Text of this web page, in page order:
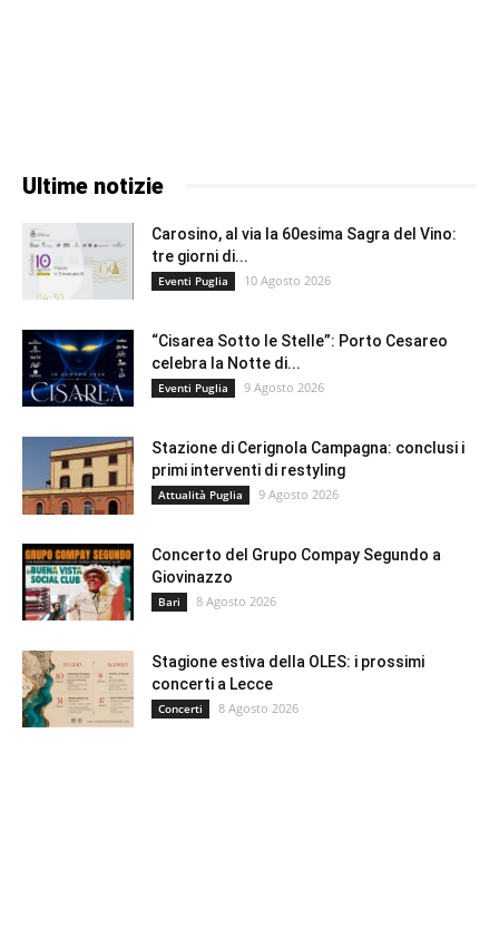
Ultime notizie
Carosino, al via la 60esima Sagra del Vino:
tre giorni di...
Eventi Puglia 10 Agosto 2026
“Cisarea Sotto le Stelle”: Porto Cesareo
celebra la Notte di...
Eventi Puglia 9 Agosto 2026
Stazione di Cerignola Campagna: conclusi i
primi interventi di restyling
Attualità Puglia 9 Agosto 2026
Concerto del Grupo Compay Segundo a
Giovinazzo
Bari 8 Agosto 2026
Stagione estiva della OLES: i prossimi
concerti a Lecce
Concerti 8 Agosto 2026